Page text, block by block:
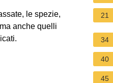
le spezie,
anche quelli
21
34
40
45